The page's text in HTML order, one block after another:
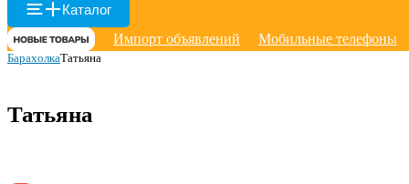
Каталог
Импорт объявлений
Мобильные телефоны
БарахолкаТатьяна
Татьяна